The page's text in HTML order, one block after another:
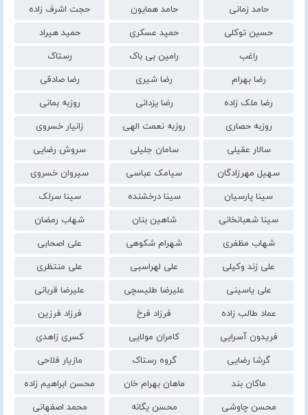
حامد زمانی
حامد همایون
حجت اشرف زاده
حسین توکلی
حمید عسکری
حمید هیراد
راغب
رامین بی باک
رستاک
رضا بهرام
رضا شیری
رضا صادقی
رضا ملک زاده
رضا یزدانی
روزبه بمانی
روزبه حصاری
روزبه نعمت الهی
زانیار خسروی
سالار عقیلی
سامان جلیلی
سروش رضایی
سهیل مهرزادگان
سیامک عباسی
سیروان خسروی
سینا پارسیان
سینا درخشنده
سینا سرلک
سینا شعبانخانی
شاهین بنان
شهاب رمضان
شهاب مظفری
شهرام شکوهی
علی اصحابی
علی زند وکیلی
علی لهراسبی
علی منتظری
علی یاسینی
علیرضا طلیسچی
علیرضا قربانی
عماد طالب زاده
فرزاد فرخ
فرزاد فرزین
فریدون آسرایی
کامران مولایی
کسری زاهدی
گرشا رضایی
گروه رستاک
مازیار فلاحی
ماکان بند
ماهان بهرام خان
محسن ابراهیم زاده
محسن چاوشی
محسن یگانه
محمد اصفهانی